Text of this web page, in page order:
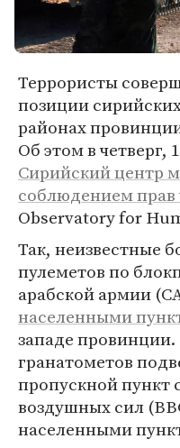
Террористы
позиции
районах
Об этом в четверг,
Сирийский центр
соблюдением прав
Observatory for
Так, неизвестные
пулеметов по
арабской армии
населенными
западе провинции.
гранатометов
пропускной пункт
воздушных сил
населенными